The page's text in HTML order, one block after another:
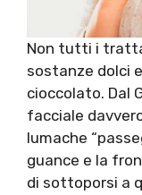
Non tutti i
sostanze dolci
cioccolato. Dal
facciale
lumache
guance e la
di sottoporsi a